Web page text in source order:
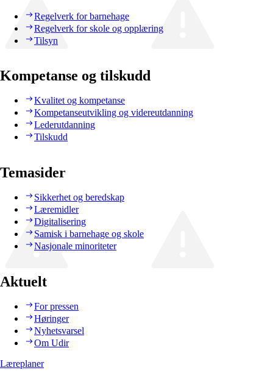
Regelverk for barnehage
Regelverk for skole og opplæring
Tilsyn
Kompetanse og tilskudd
Kvalitet og kompetanse
Kompetanseutvikling og videreutdanning
Lederutdanning
Tilskudd
Temasider
Sikkerhet og beredskap
Læremidler
Digitalisering
Samisk i barnehage og skole
Nasjonale minoriteter
Aktuelt
For pressen
Høringer
Nyhetsvarsel
Om Udir
Læreplaner